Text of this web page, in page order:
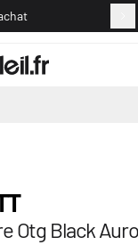
Otg Black